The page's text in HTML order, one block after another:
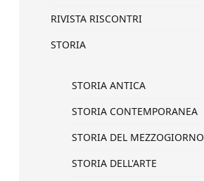
RIVISTA RISCONTRI
STORIA
STORIA ANTICA
STORIA CONTEMPORANEA
STORIA DEL MEZZOGIORNO
STORIA DELL'ARTE